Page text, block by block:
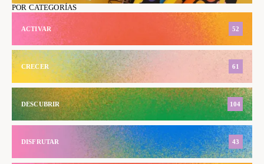
POR CATEGORÍAS
ACTIVAR 52
CRECER 61
DESCUBRIR 104
DISFRUTAR 43